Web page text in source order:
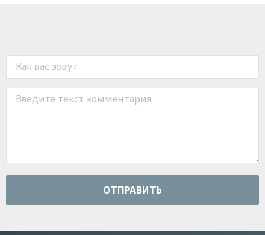
ОТПРАВИТЬ